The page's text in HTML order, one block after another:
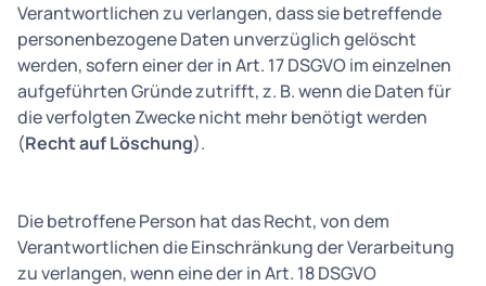
Verantwortlichen zu verlangen, dass sie betreffende
personenbezogene Daten unverzüglich gelöscht
werden, sofern einer der in Art. 17 DSGVO im einzelnen
aufgeführten Gründe zutrifft, z. B. wenn die Daten für
die verfolgten Zwecke nicht mehr benötigt werden
(Recht auf Löschung).
Die betroffene Person hat das Recht, von dem
Verantwortlichen die Einschränkung der Verarbeitung
zu verlangen, wenn eine der in Art. 18 DSGVO